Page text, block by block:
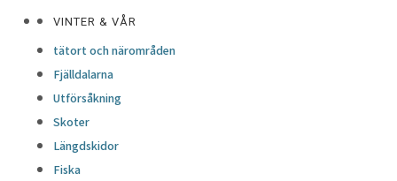
VINTER & VÅR
tätort och närområden
Fjälldalarna
Utförsåkning
Skoter
Längdskidor
Fiska